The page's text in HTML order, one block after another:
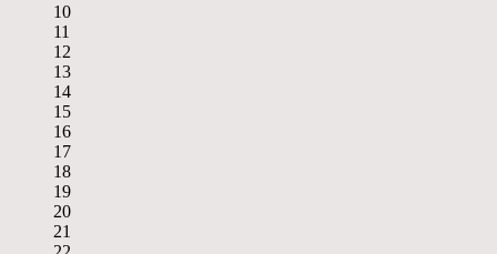
10
11
12
13
14
15
16
17
18
19
20
21